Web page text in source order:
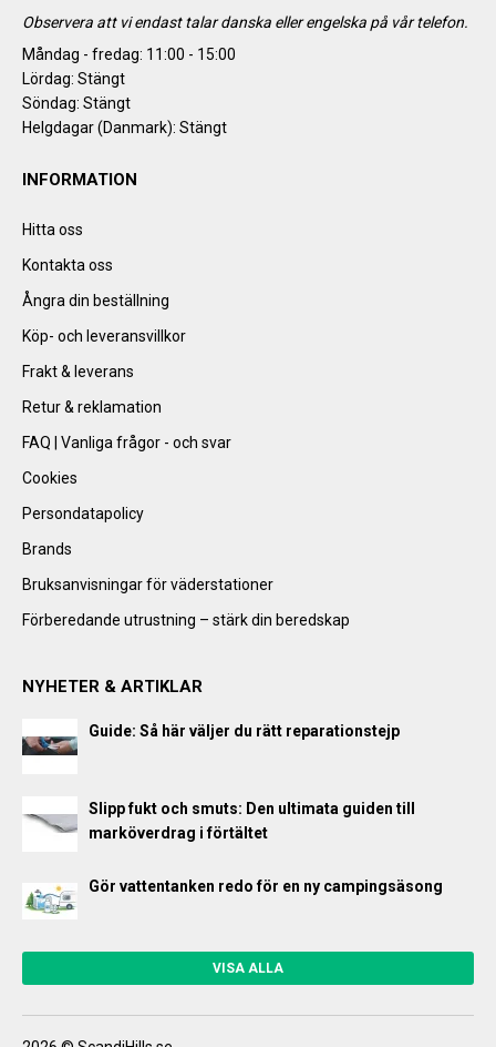
Observera att vi endast talar danska eller engelska på vår telefon.
Måndag - fredag: 11:00 - 15:00
Lördag: Stängt
Söndag: Stängt
Helgdagar (Danmark): Stängt
INFORMATION
Hitta oss
Kontakta oss
Ångra din beställning
Köp- och leveransvillkor
Frakt & leverans
Retur & reklamation
FAQ | Vanliga frågor - och svar
Cookies
Persondatapolicy
Brands
Bruksanvisningar för väderstationer
Förberedande utrustning – stärk din beredskap
NYHETER & ARTIKLAR
Guide: Så här väljer du rätt reparationstejp
Slipp fukt och smuts: Den ultimata guiden till
marköverdrag i förtältet
Gör vattentanken redo för en ny campingsäsong
VISA ALLA